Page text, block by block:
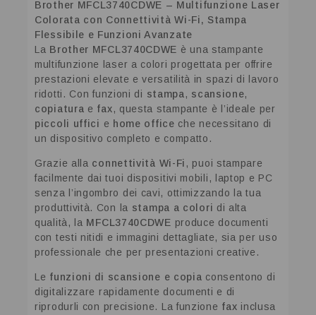
Brother MFCL3740CDWE – Multifunzione Laser
Colorata con Connettività Wi-Fi, Stampa
Flessibile e Funzioni Avanzate
La Brother MFCL3740CDWE è una stampante
multifunzione laser a colori progettata per offrire
prestazioni elevate e versatilità in spazi di lavoro
ridotti. Con funzioni di stampa, scansione,
copiatura e fax, questa stampante è l’ideale per
piccoli uffici e home office che necessitano di
un dispositivo completo e compatto.
Grazie alla connettività Wi-Fi , puoi stampare
facilmente dai tuoi dispositivi mobili, laptop e PC
senza l’ingombro dei cavi, ottimizzando la tua
produttività. Con la stampa a colori di alta
qualità, la MFCL3740CDWE produce documenti
con testi nitidi e immagini dettagliate, sia per uso
professionale che per presentazioni creative.
Le funzioni di scansione e copia consentono di
digitalizzare rapidamente documenti e di
riprodurli con precisione. La funzione fax inclusa